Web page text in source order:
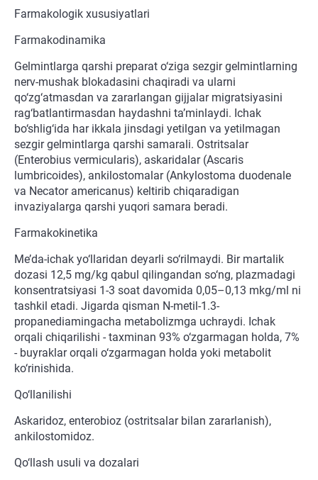
Farmakologik xususiyatlari
Farmakodinamika
Gelmintlarga qarshi preparat o‘ziga sezgir gelmintlarning
nerv-mushak blokadasini chaqiradi va ularni
qo‘zg‘atmasdan va zararlangan gijjalar migratsiyasini
rag‘batlantirmasdan haydashni ta’minlaydi. Ichak
bo‘shlig‘ida har ikkala jinsdagi yetilgan va yetilmagan
sezgir gelmintlarga qarshi samarali. Ostritsalar
(Enterobius vermicularis), askaridalar (Ascaris
lumbricoides), ankilostomalar (Ankylostoma duodenale
va Necator americanus) keltirib chiqaradigan
invaziyalarga qarshi yuqori samara beradi.
Farmakokinetika
Me’da-ichak yo‘llaridan deyarli so‘rilmaydi. Bir martalik
dozasi 12,5 mg/kg qabul qilingandan so‘ng, plazmadagi
konsentratsiyasi 1-3 soat davomida 0,05–0,13 mkg/ml ni
tashkil etadi. Jigarda qisman N-metil-1.3-
propanediamingacha metabolizmga uchraydi. Ichak
orqali chiqarilishi - taxminan 93% o‘zgarmagan holda, 7%
- buyraklar orqali o‘zgarmagan holda yoki metabolit
ko‘rinishida.
Qo‘llanilishi
Askaridoz, enterobioz (ostritsalar bilan zararlanish),
ankilostomidoz.
Qo‘llash usuli va dozalari